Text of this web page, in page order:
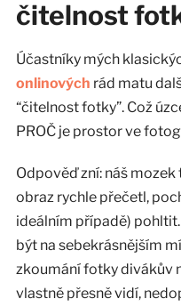
čitelnost
Účastníky mých
onlinových rád matu
“čitelnost fotky”. Což
PROČ je prostor ve
Odpověď zní: náš
obraz rychle přečetl,
ideálním případě)
být na sebekrásnějším
zkoumání fotky divákův
vlastně přesně vidí,